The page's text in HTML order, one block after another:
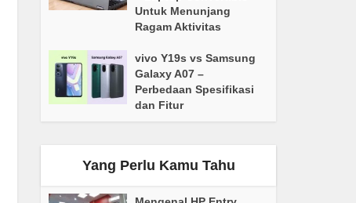
Untuk Menunjang
Ragam Aktivitas
vivo Y19s vs Samsung
Galaxy A07 –
Perbedaan Spesifikasi
dan Fitur
Yang Perlu Kamu Tahu